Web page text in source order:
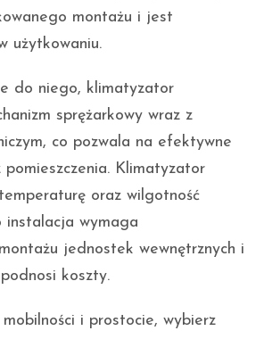
montażu i jest
użytkowaniu.
do niego, klimatyzator
sprężarkowy wraz z
co pozwala na efektywne
pomieszczenia. Klimatyzator
oraz wilgotność
wymaga
jednostek wewnętrznych i
koszty.
i prostocie, wybierz